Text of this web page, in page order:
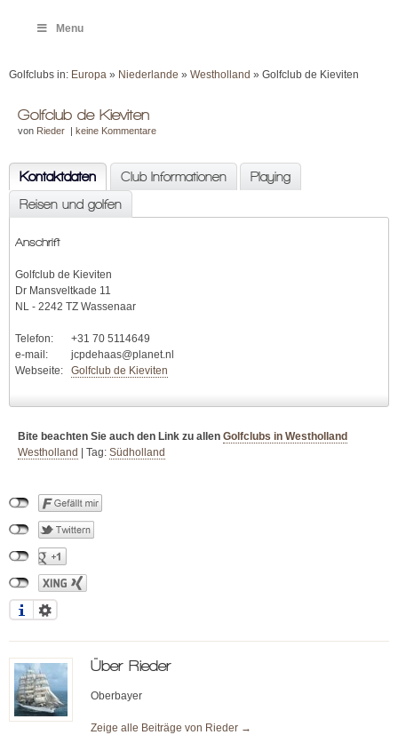
Menu
Golfclubs in: Europa » Niederlande » Westholland » Golfclub de Kieviten
Golfclub de Kieviten
von Rieder | keine Kommentare
Kontaktdaten Club Informationen
Playing
Reisen und golfen
Anschrift
Golfclub de Kieviten
Dr Mansveltkade 11
NL - 2242 TZ Wassenaar
Telefon:
+31 70 5114649
e-mail:
jcpdehaas@planet.nl
Webseite:
Golfclub de Kieviten
Bite beachten Sie auch den Link zu allen Golfclubs in Westholland
Westholland
Tag: Südholland
Über Rieder
Oberbayer
Zeige alle Beiträge von Rieder →